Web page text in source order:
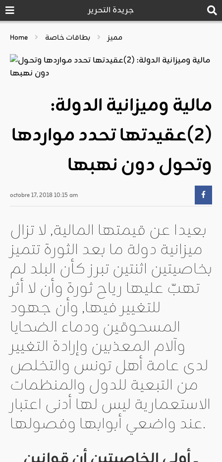
جريدة التحرير
Home مميز بطاقات خاصة
مالية وميزانية الدولة:
(2)عقيدتها تحدد مواردها
وتحول دون نهبها
octobre 17, 2018 10:15 am
بعيدا عن قيمتها المالية, لا تزال
ميزانية دولة ما بعد الثورة تتميز
بخاصيتين اثنتين تبرز كأن البلد لم
تهبّ عليها رياح ثورة وأن لا أثر
للتغيير فيها, وأن جهود
المسحوقين ودماء الضحايا
وآلام المعذبين وإرادة التغيير
لدى عامة أهل تونس والتخلص
من التبعية للدول والمنظمات
الاستعمارية ليس لها أدنى اعتبار
عند واضعي أبوابها وفصولها.